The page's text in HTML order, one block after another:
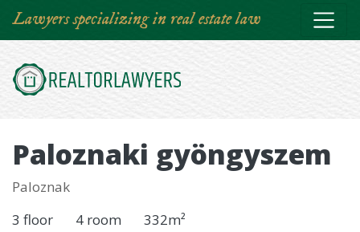
Skip
to
content
Lawyers specializing in real estate law
Paloznaki gyöngyszem
Paloznak
3 floor
4 room 332m²